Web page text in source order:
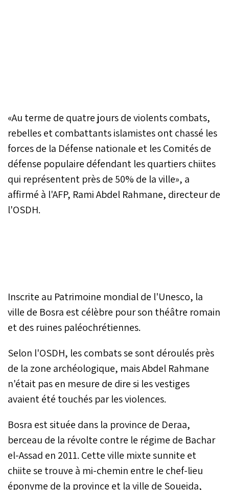
«Au terme de quatre jours de violents combats,
rebelles et combattants islamistes ont chassé les
forces de la Défense nationale et les Comités de
défense populaire défendant les quartiers chiites
qui représentent près de 50% de la ville», a
affirmé à l'AFP, Rami Abdel Rahmane, directeur de
l'OSDH.
Inscrite au Patrimoine mondial de l'Unesco, la
ville de Bosra est célèbre pour son théâtre romain
et des ruines paléochrétiennes.
Selon l'OSDH, les combats se sont déroulés près
de la zone archéologique, mais Abdel Rahmane
n'était pas en mesure de dire si les vestiges
avaient été touchés par les violences.
Bosra est située dans la province de Deraa,
berceau de la révolte contre le régime de Bachar
el-Assad en 2011. Cette ville mixte sunnite et
chiite se trouve à mi-chemin entre le chef-lieu
éponyme de la province et la ville de Soueida,